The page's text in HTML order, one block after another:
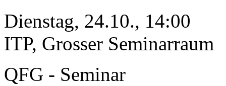
Dienstag, 24.10., 14:00
ITP, Grosser Seminarraum
QFG - Seminar